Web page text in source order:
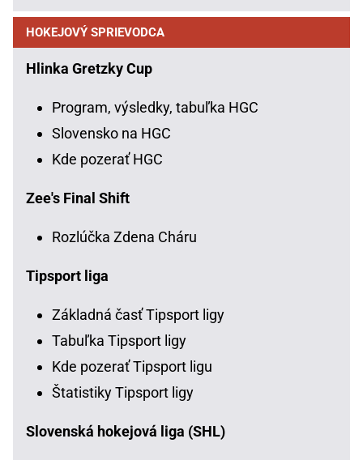
HOKEJOVÝ SPRIEVODCA
Hlinka Gretzky Cup
Program, výsledky, tabuľka HGC
Slovensko na HGC
Kde pozerať HGC
Zee's Final Shift
Rozlúčka Zdena Cháru
Tipsport liga
Základná časť Tipsport ligy
Tabuľka Tipsport ligy
Kde pozerať Tipsport ligu
Štatistiky Tipsport ligy
Slovenská hokejová liga (SHL)